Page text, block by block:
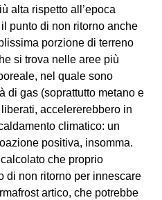
alta rispetto all’epoca
punto di non ritorno anche
porzione di terreno
si trova nelle aree più
nel quale sono
di gas (soprattutto metano e
accelererebbero in
climatico: un
positiva, insomma.
che proprio
di non ritorno per innescare
artico, che potrebbe